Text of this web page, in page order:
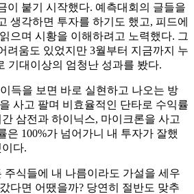
이 붙기 시작했다. 예측대회의 글들을
생각하면 투자를 하기도 했고, 피드에
으며 시황을 이해하려고 노력했다. 그
려움도 있었지만 3월부터 지금까지 누
기대이상의 엄청난 성과를 봤다.
득을 보면 바로 실현하고 나오는 방
사고 팔며 비효율적인 단타로 수익률
삼전과 하이닉스, 마이크론을 사고
은 100%가 넘어가니 내 투자가 잘했
다.
주식들에 내 나름이라도 가설을 세우
다면 어땠을까? 당연히 절반도 맞추